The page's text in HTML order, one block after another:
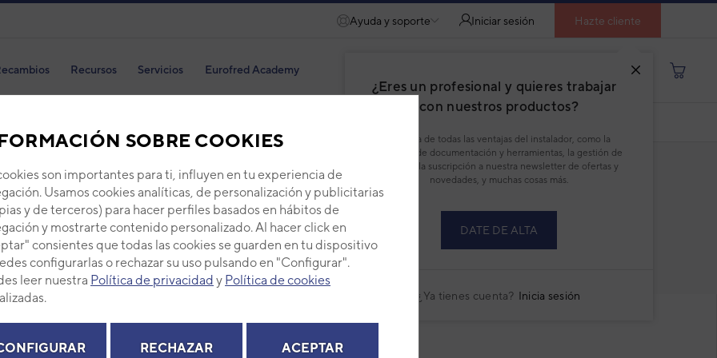
SOBRE COOKIES
son importantes para ti, influyen en tu experiencia de
Usamos cookies analíticas, de personalización y publicitarias
y de terceros) para hacer perfiles basados en hábitos de
y mostrarte contenido personalizado. Al hacer click en
consientes que todas las cookies se guarden en tu dispositivo
configurarlas o rechazar su uso pulsando en "Configurar".
leer nuestra Política de privacidad y Política de cookies
RECHAZAR ACEPTAR
Ayuda y soporte Iniciar sesión
¿Eres un profesional y quieres trabajar
con nuestros productos?
Disfruta de todas las ventajas del instalador, como la
descarga de documentación y herramientas, la gestión de
pedidos, la suscripción a nuestra newsletter de ofertas y
novedades, y muchas cosas más.
DATE DE ALTA
¿Ya tienes cuenta? Inicia sesión
Hazte cliente
Recursos Servicios Eurofred Academy
ASHE009GTAH